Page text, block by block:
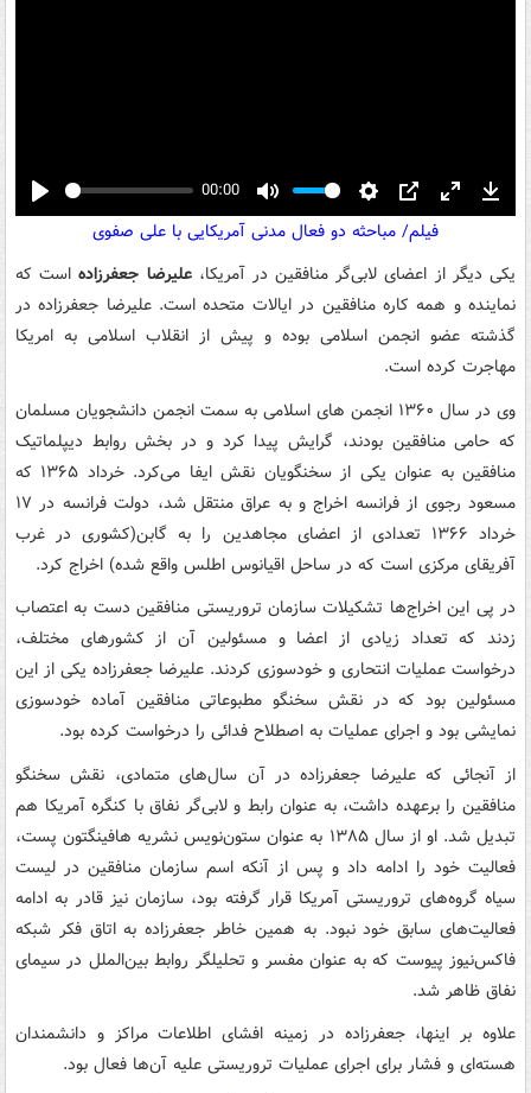
Play
00:00
Mute Settings
PIP Enter
فیلم/ مباحثه دو فعال مدنی آمریکایی با علی صفوی
یکی دیگر از اعضای لابی‌گر منافقین در آمریکا،علیرضا جعفرزادهاست که
نماینده و همه کاره منافقین در ایالات متحده است. علیرضا جعفرزاده در
گذشته عضو انجمن اسلامی بوده و پیش از انقلاب اسلامی به امریکا
مهاجرت کرده است.
وی در سال ۱۳۶۰ انجمن های اسلامی به سمت انجمن دانشجویان مسلمان
که حامی منافقین بودند، گرایش پیدا کرد و در بخش روابط دیپلماتیک
منافقین به عنوان یکی از سخنگویان نقش ایفا می‌کرد. خرداد ۱۳۶۵ که
مسعود رجوی از فرانسه اخراج و به عراق منتقل شد، دولت فرانسه در ۱۷
خرداد ۱۳۶۶ تعدادی از اعضای مجاهدین را به گابن(کشوری در غرب
آفریقای مرکزی است که در ساحل اقیانوس اطلس واقع شده) اخراج کرد.
در پی این اخراج‌ها تشکیلات سازمان تروریستی منافقین دست به اعتصاب
زدند که تعداد زیادی از اعضا و مسئولین آن از کشورهای مختلف،
درخواست عملیات انتحاری و خودسوزی کردند. علیرضا جعفرزاده یکی از این
مسئولین بود که در نقش سخنگو مطبوعاتی منافقین آماده خودسوزی
نمایشی بود و اجرای عملیات به اصطلاح فدائی را درخواست کرده بود.
از آنجائی که علیرضا جعفرزاده در آن سال‌های متمادی، نقش سخنگو
منافقین را برعهده داشت، به عنوان رابط و لابی‌گر نفاق با کنگره آمریکا هم
تبدیل شد. او از سال ۱۳۸۵ به عنوان ستون‌نویس نشریه هافینگتون پست،
فعالیت خود را ادامه داد و پس از آنکه اسم سازمان منافقین در لیست
سیاه گروه‌های تروریستی آمریکا قرار گرفته بود، سازمان نیز قادر به ادامه
فعالیت‌های سابق خود نبود. به همین خاطر جعفرزاده به اتاق فکر شبکه
فاکس‌نیوز پیوست که به عنوان مفسر و تحلیلگر روابط بین‌الملل در سیمای
نفاق ظاهر شد.
علاوه بر اینها، جعفرزاده در زمینه افشای اطلاعات مراکز و دانشمندان
هسته‌ای و فشار برای اجرای عملیات تروریستی علیه آن‌ها فعال بود.